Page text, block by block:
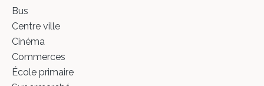
Bus
Centre ville
Cinéma
Commerces
École primaire